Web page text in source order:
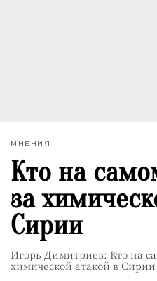
МНЕНИЯ
Кто на
за
Сирии
Игорь Димитриев: Кто на
химической атакой в Сирии